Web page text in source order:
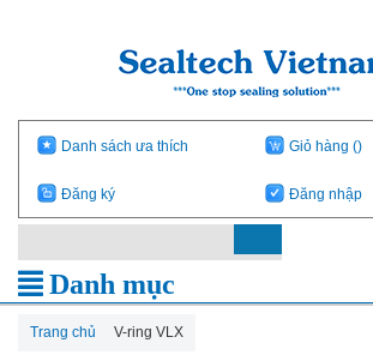
Danh sách ưa thích Giỏ hàng()
Đăng ký Đăng nhập
Danh mục
Trang chủ V-ring VLX